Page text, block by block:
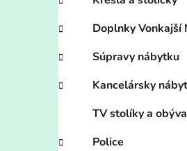
l
Doplnky Vonkajší
Súpravy nábytku
Kancelársky
TV stolíky a
Police